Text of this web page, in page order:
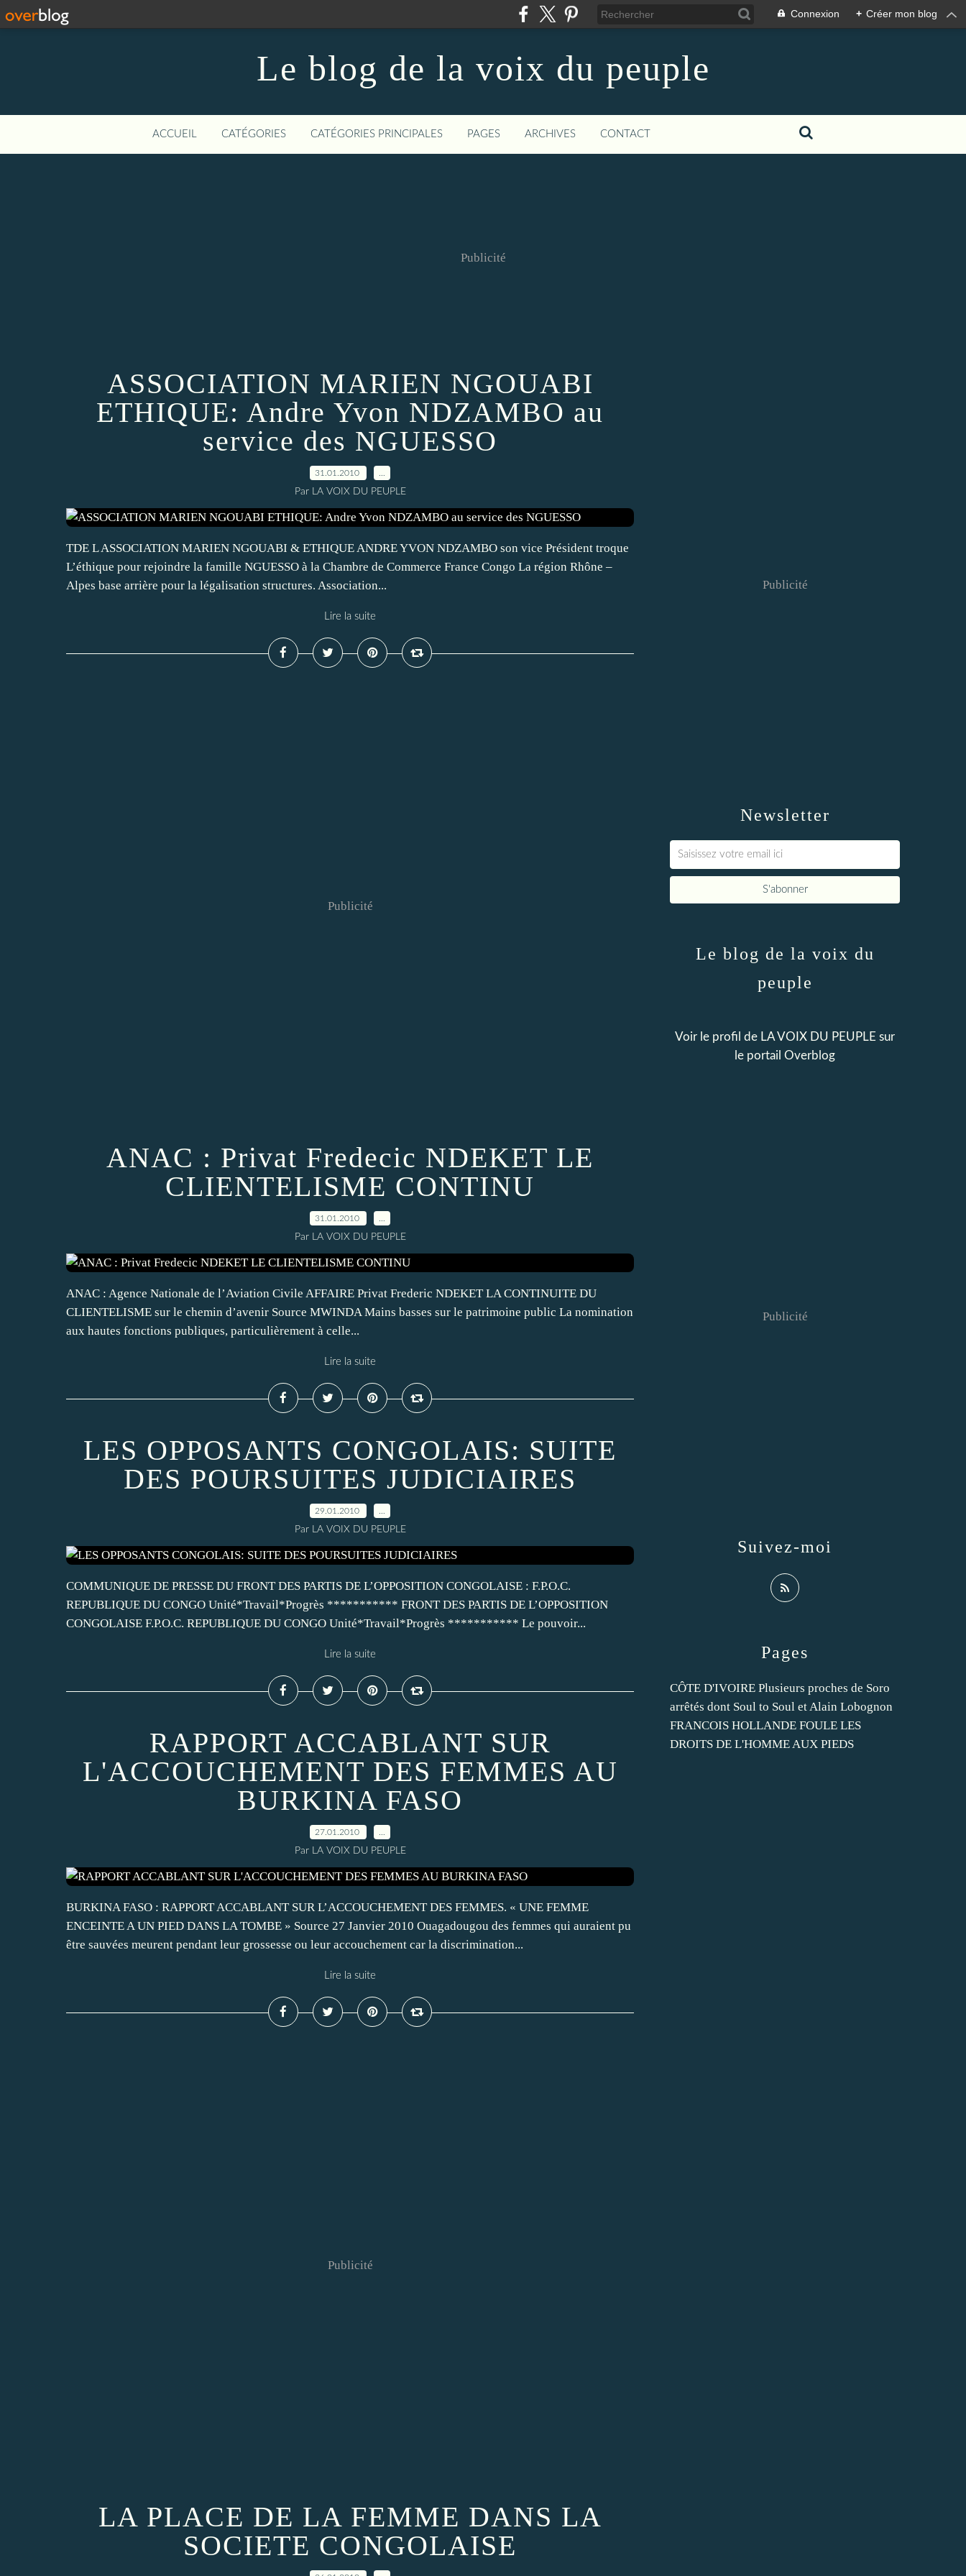
Connexion + Créer mon blog
Le blog de la voix du peuple
ACCUEIL CATÉGORIES CATÉGORIES PRINCIPALES PAGES ARCHIVES CONTACT
Publicité
ASSOCIATION MARIEN NGOUABI
ETHIQUE: Andre Yvon NDZAMBO au
service des NGUESSO
31.01.2010
Par LA VOIX DU PEUPLE
TDE L ASSOCIATION MARIEN NGOUABI & ETHIQUE ANDRE YVON NDZAMBO son vice Président troque
L’éthique pour rejoindre la famille NGUESSO à la Chambre de Commerce France Congo La région Rhône –
Alpes base arrière pour la légalisation structures. Association...
Lire la suite
Publicité
ANAC : Privat Fredecic NDEKET LE
CLIENTELISME CONTINU
31.01.2010
Par LA VOIX DU PEUPLE
ANAC : Agence Nationale de l’Aviation Civile AFFAIRE Privat Frederic NDEKET LA CONTINUITE DU
CLIENTELISME sur le chemin d’avenir Source MWINDA Mains basses sur le patrimoine public La nomination
aux hautes fonctions publiques, particulièrement à celle...
Lire la suite
LES OPPOSANTS CONGOLAIS: SUITE
DES POURSUITES JUDICIAIRES
29.01.2010
Par LA VOIX DU PEUPLE
COMMUNIQUE DE PRESSE DU FRONT DES PARTIS DE L’OPPOSITION CONGOLAISE : F.P.O.C.
REPUBLIQUE DU CONGO Unité*Travail*Progrès *********** FRONT DES PARTIS DE L’OPPOSITION
CONGOLAISE F.P.O.C. REPUBLIQUE DU CONGO Unité*Travail*Progrès *********** Le pouvoir...
Lire la suite
RAPPORT ACCABLANT SUR
L'ACCOUCHEMENT DES FEMMES AU
BURKINA FASO
27.01.2010
Par LA VOIX DU PEUPLE
BURKINA FASO : RAPPORT ACCABLANT SUR L’ACCOUCHEMENT DES FEMMES. « UNE FEMME
ENCEINTE A UN PIED DANS LA TOMBE » Source 27 Janvier 2010 Ouagadougou des femmes qui auraient pu
être sauvées meurent pendant leur grossesse ou leur accouchement car la discrimination...
Lire la suite
Publicité
LA PLACE DE LA FEMME DANS LA
SOCIETE CONGOLAISE
Newsletter
Publicité
Pages
CÔTE D'IVOIRE Plusieurs proches de Soro
arrêtés dont Soul to Soul et Alain Lobognon
FRANCOIS HOLLANDE FOULE LES
DROITS DE L'HOMME AUX PIEDS
Le blog de la voix du
peuple
Voir le profil de LA VOIX DU PEUPLE sur
le portail Overblog
Suivez-moi
Publicité